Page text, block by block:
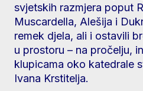
svjetskih razmjera poput
Muscardella, Alešija i
remek djela, ali i ostavili
u prostoru – na pročelju,
klupicama oko katedrale
Ivana Krstitelja.